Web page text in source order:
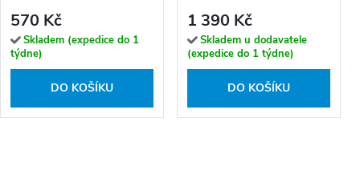
570 Kč
Skladem (expedice do 1
týdne)
DO KOŠÍKU
1 390 Kč
Skladem u dodavatele
(expedice do 1 týdne)
DO KOŠÍKU